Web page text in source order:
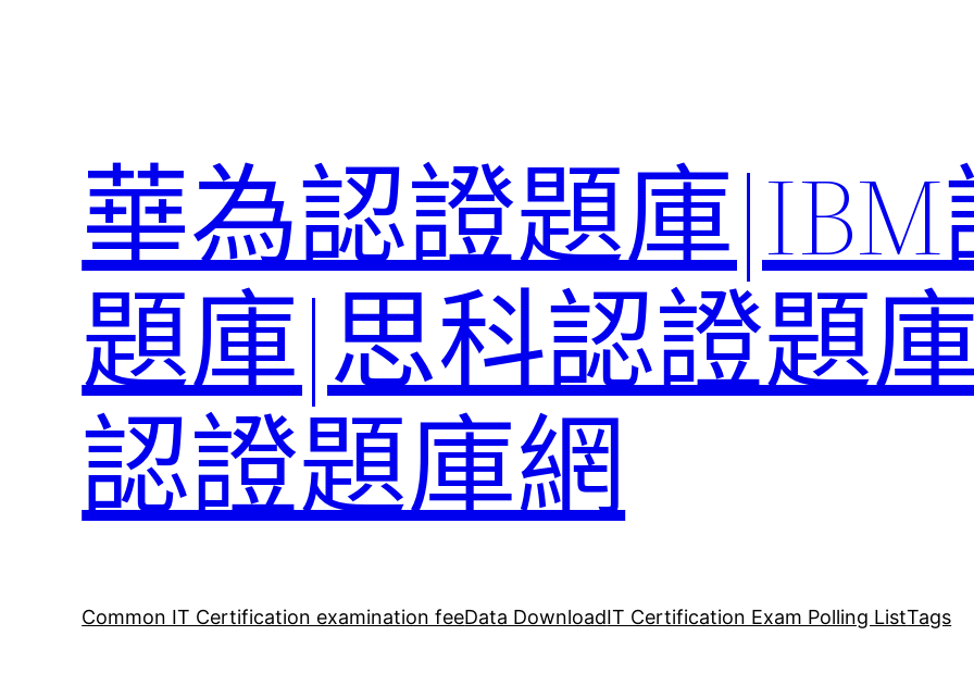
華為認證題庫
題庫|思科認證題
認證題庫網
Common IT Certification examination feeData DownloadIT Certification Exam Polling ListTags